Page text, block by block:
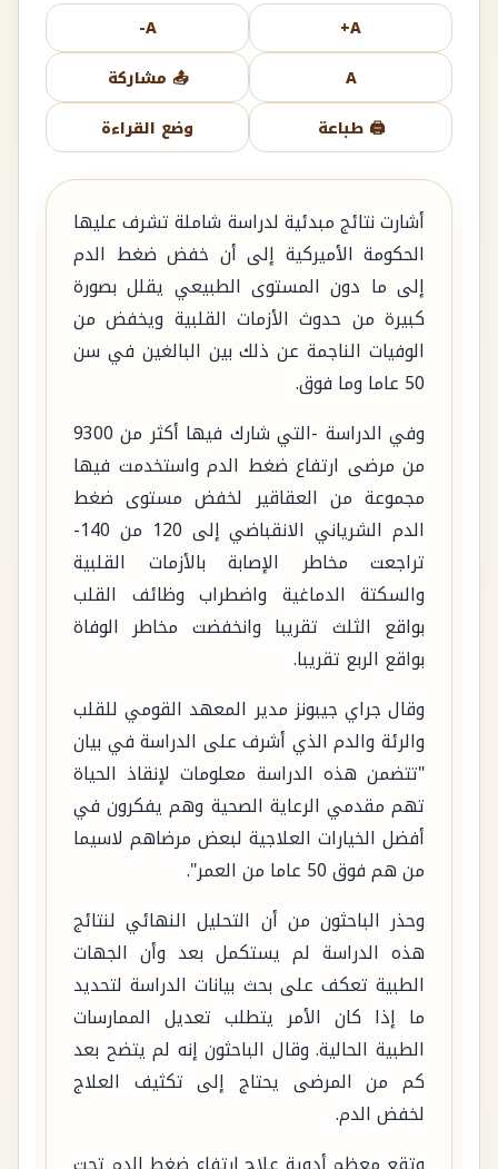
A+
A-
A
📤 مشاركة
🖨️ طباعة
وضع القراءة
أشارت نتائج مبدئية لدراسة شاملة تشرف عليها
الحكومة الأميركية إلى أن خفض ضغط الدم
إلى ما دون المستوى الطبيعي يقلل بصورة
كبيرة من حدوث الأزمات القلبية ويخفض من
الوفيات الناجمة عن ذلك بين البالغين في سن
50 عاما وما فوق.
وفي الدراسة -التي شارك فيها أكثر من 9300
من مرضى ارتفاع ضغط الدم واستخدمت فيها
مجموعة من العقاقير لخفض مستوى ضغط
الدم الشرياني الانقباضي إلى 120 من 140-
تراجعت مخاطر الإصابة بالأزمات القلبية
والسكتة الدماغية واضطراب وظائف القلب
بواقع الثلث تقريبا وانخفضت مخاطر الوفاة
بواقع الربع تقريبا.
وقال جراي جيبونز مدير المعهد القومي للقلب
والرئة والدم الذي أشرف على الدراسة في بيان
"تتضمن هذه الدراسة معلومات لإنقاذ الحياة
تهم مقدمي الرعاية الصحية وهم يفكرون في
أفضل الخيارات العلاجية لبعض مرضاهم لاسيما
من هم فوق 50 عاما من العمر".
وحذر الباحثون من أن التحليل النهائي لنتائج
هذه الدراسة لم يستكمل بعد وأن الجهات
الطبية تعكف على بحث بيانات الدراسة لتحديد
ما إذا كان الأمر يتطلب تعديل الممارسات
الطبية الحالية. وقال الباحثون إنه لم يتضح بعد
كم من المرضى يحتاج إلى تكثيف العلاج
لخفض الدم.